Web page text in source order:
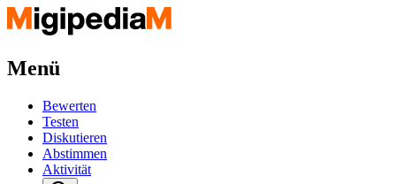
Menü
Bewerten
Testen
Diskutieren
Abstimmen
Aktivität